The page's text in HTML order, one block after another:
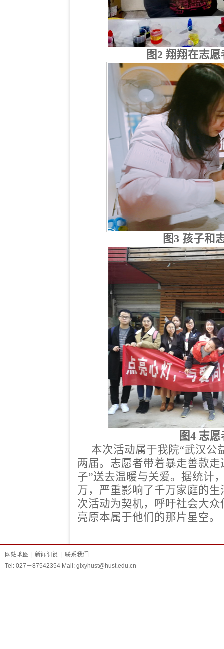
图2 翔翔在志
图3 孩子和
图4 志
本次活动属于我院“武汉公
两届。志愿者带着暴走善款
子”送去温暖与关爱。据统计
万，严重影响了千万家庭的
次活动为契机，呼吁社会大
亮原本属于他们的那片星空。
网站地图 新闻订阅
联系我们
Tel: 027－87542354 Mail: glxyhust@hust.edu.cn